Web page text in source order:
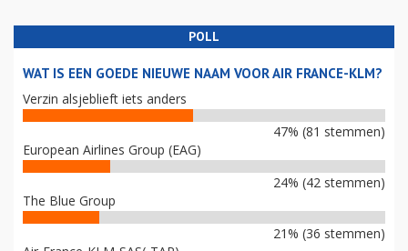
POLL
WAT IS EEN GOEDE NIEUWE NAAM VOOR AIR FRANCE-KLM?
Verzin alsjeblieft iets anders
47% (81 stemmen)
European Airlines Group (EAG)
24% (42 stemmen)
The Blue Group
21% (36 stemmen)